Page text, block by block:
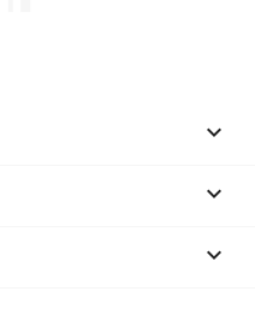


